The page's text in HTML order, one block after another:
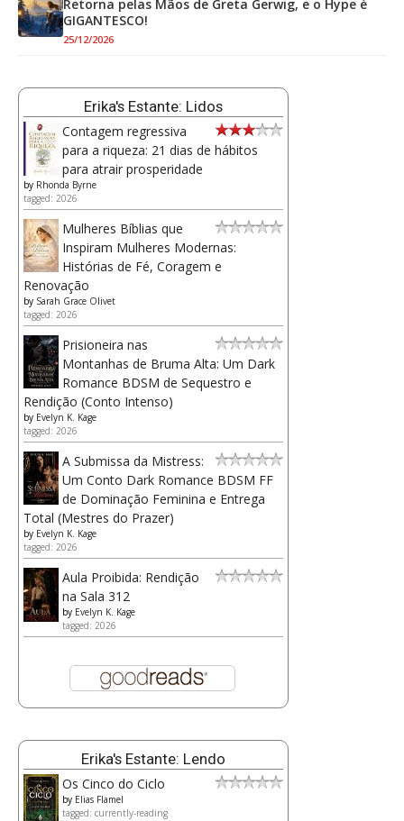
Retorna pelas Mãos de Greta Gerwig, e o Hype é
GIGANTESCO!
25/12/2026
Erika's Estante: Lidos
Contagem regressiva
para a riqueza: 21 dias de hábitos
para atrair prosperidade
by Rhonda Byrne
tagged: 2026
Mulheres Bíblias que
Inspiram Mulheres Modernas:
Histórias de Fé, Coragem e
Renovação
by Sarah Grace Olivet
tagged: 2026
Prisioneira nas
Montanhas de Bruma Alta: Um Dark
Romance BDSM de Sequestro e
Rendição (Conto Intenso)
by Evelyn K. Kage
tagged: 2026
A Submissa da Mistress:
Um Conto Dark Romance BDSM FF
de Dominação Feminina e Entrega
Total (Mestres do Prazer)
by Evelyn K. Kage
tagged: 2026
Aula Proibida: Rendição
na Sala 312
by Evelyn K. Kage
tagged: 2026
Erika's Estante: Lendo
Os Cinco do Ciclo
by Elias Flamel
tagged: currently-reading